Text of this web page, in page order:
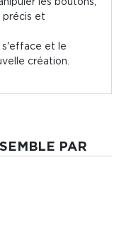
précis et
s'efface et le
création.
PAR